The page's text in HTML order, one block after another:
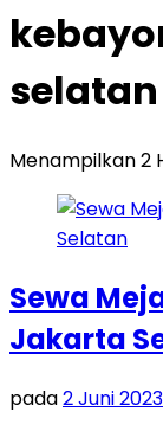
selatan
Menampilkan 2
Sewa
Jakarta
pada2 Juni 2023